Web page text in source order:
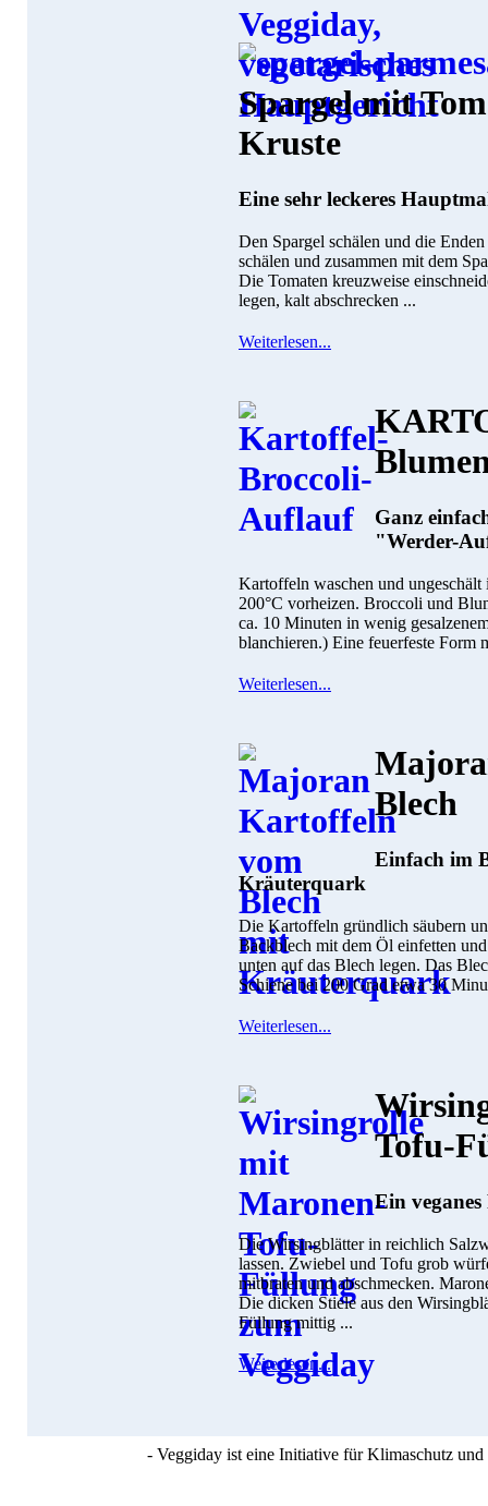
Spargel mit
Kruste
Eine sehr leckeres
Den Spargel schälen und die
schälen und zusammen mit dem
Die Tomaten kreuzweise
legen, kalt abschrecken ...
Weiterlesen...
Ganz
"Werder-
Kartoffeln waschen und
200°C vorheizen. Broccoli und
ca. 10 Minuten in wenig
blanchieren.) Eine feuerfeste Form
Weiterlesen...
Blech
Einfach im
Kräuterquark
Die Kartoffeln gründlich säubern
Backblech mit dem Öl einfetten
unten auf das Blech legen. Das
Schiene bei 200 Grad etwa 30
Weiterlesen...
Tofu-
Ein
Die Wirsingblätter in reichlich
lassen. Zwiebel und Tofu grob
mitbraten und abschmecken.
Die dicken Stiele aus den
Füllung mittig ...
Weiterlesen...
- Veggiday ist eine Initiative für Klimaschutz